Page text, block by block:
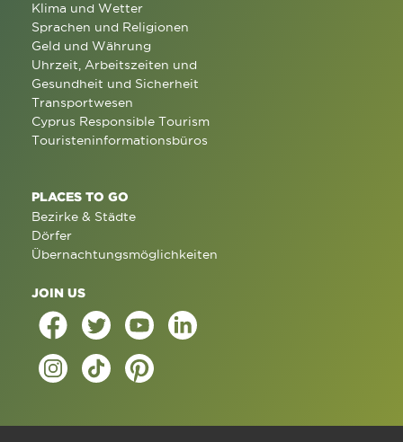
Klima und Wetter
Sprachen und Religionen
Geld und Währung
Uhrzeit, Arbeitszeiten und
Gesundheit und Sicherheit
Transportwesen
Cyprus Responsible Tourism
Touristeninformationsbüros
PLACES TO GO
Bezirke & Städte
Dörfer
Übernachtungsmöglichkeiten
JOIN US